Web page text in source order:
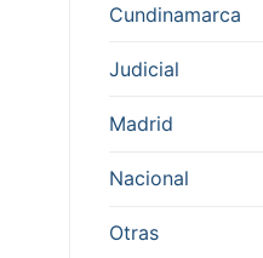
Cundinamarca
Judicial
Madrid
Nacional
Otras